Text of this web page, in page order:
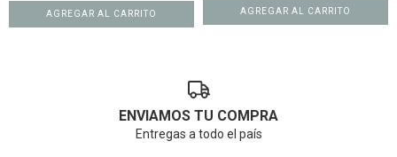
ENVIAMOS TU COMPRA
Entregas a todo el país